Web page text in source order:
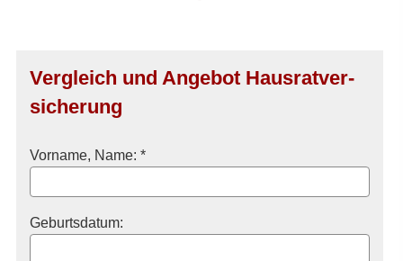
Vergleich und Angebot Haus­rat­ver­
si­che­rung
Vorname, Name: *
Geburts­datum: